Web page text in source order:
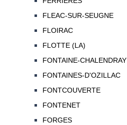
FLEAC-SUR-SEUGNE
FLOIRAC
FLOTTE (LA)
FONTAINE-CHALENDRAY
FONTAINES-D'OZILLAC
FONTCOUVERTE
FONTENET
FORGES